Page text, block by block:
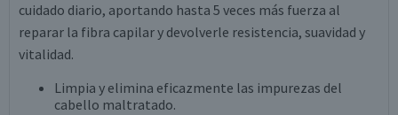
cuidado diario, aportando hasta 5 veces más fuerza al
reparar la fibra capilar y devolverle resistencia, suavidad y
vitalidad.
Limpia y elimina eficazmente las impurezas del
cabello maltratado.